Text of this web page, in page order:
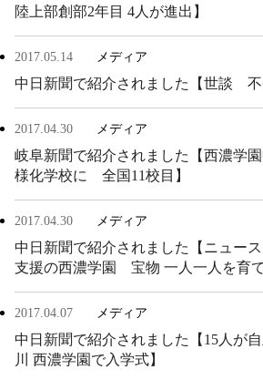
陸上部創部2年目 4人が進出】
2017.05.14 メディア
中日新聞で紹介されました【世談 不
2017.04.30 メディア
岐阜新聞で紹介されました【西濃学
様化学校に 全国11校目】
2017.04.30 メディア
中日新聞で紹介されました【ニュー
支援の西濃学園 宝物 一人一人を育て
2017.04.07 メディア
中日新聞で紹介されました【15人が
川 西濃学園で入学式】